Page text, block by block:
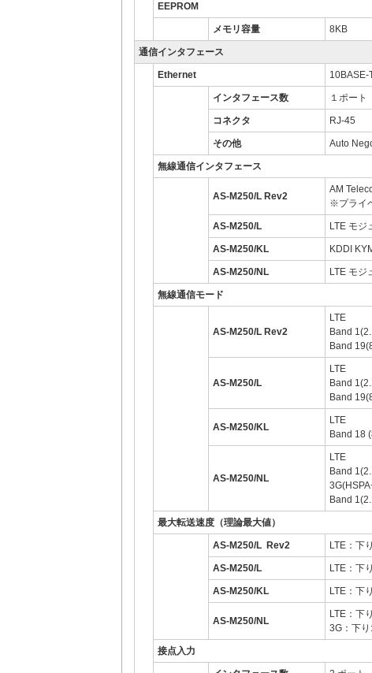
EEPROM
メモリ容量 8KB
通信インタフェース
Ethernet 10BASE-
インタフェース数 １ポート
コネクタ RJ-45
その他 Auto
無線通信インタフェース
AS-M250/L Rev2
AM
※プライ
AS-M250/L LTE モジ
AS-M250/KL KDDI
AS-M250/NL LTE モジ
無線通信モード
AS-M250/L Rev2
LTE
Band
Band
AS-M250/L
LTE
Band
Band
AS-M250/KL
LTE
Band 18
AS-M250/NL
LTE
Band
Band
最大転送速度（理論最大値）
AS-M250/L Rev2 LTE：下
AS-M250/L LTE：下
AS-M250/KL LTE：下
AS-M250/NL
LTE：下
3G：下
接点入力